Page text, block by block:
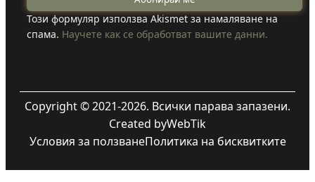
Този формуляр използва Akismet за намаляване на
спама. Научете как се обработват вашите данни.
Copyright © 2021-2026. Всички парава запазени.
Created byWebTik
Условия за ползванеПолитика на бисквитките